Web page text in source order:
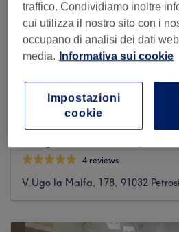
4 reviews
V.Ugo la Malfa, 178, 91032
traffico. Condividiamo inoltre
cui utilizza il nostro sito con i
occupano di analisi dei dati
media. Informativa sui cookie
Impostazioni
cookie